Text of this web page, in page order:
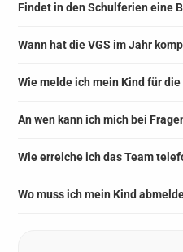
Findet in den Schulferien eine
Wann hat die VGS im Jahr
Wie melde ich mein Kind für
An wen kann ich mich bei
Wie erreiche ich das Team
Wo muss ich mein Kind